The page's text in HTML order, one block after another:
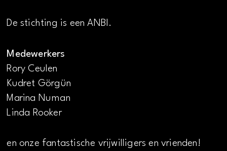
De stichting is een ANBI.
Medewerkers
Rory Ceulen
Kudret Görgün
Marina Numan
Linda Rooker
en onze fantastische vrijwilligers en vrienden!